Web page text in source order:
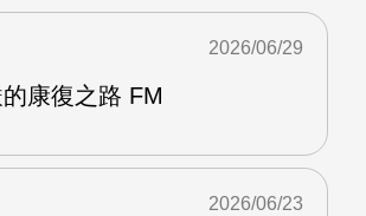
康復之路 FM
2026/06/29
2026/06/23